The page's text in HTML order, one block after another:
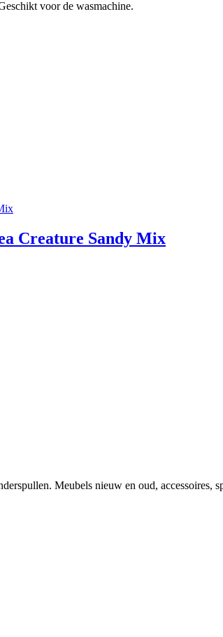
voor de wasmachine.
Creature Sandy Mix
Meubels nieuw en oud, accessoires,